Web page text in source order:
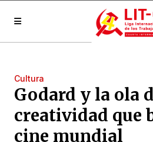
Cultura
Godard y la ola
creatividad que
cine mundial